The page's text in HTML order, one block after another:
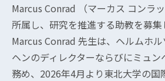
Marcus Conrad （マーカス コンラ
所属し、研究を推進する助教を募集
Marcus Conrad 先生は、ヘルムホ
ヘンのディレクターならびにミュ
務め、2026年4月より東北大学の国